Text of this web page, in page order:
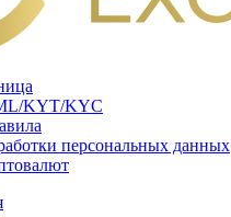
KYT/KYC
персональных данных